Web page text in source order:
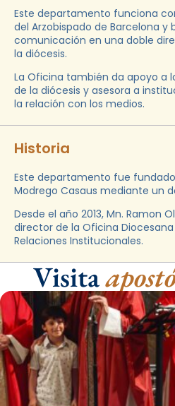
Este departamento funciona
del Arzobispado de Barcelona
comunicación en una doble
la diócesis.
La Oficina también da apoyo a
de la diócesis y asesora a
la relación con los medios.
Historia
Este departamento fue
Modrego Casaus mediante un
Desde el año 2013, Mn. Ramon
director de la Oficina
Relaciones Institucionales.
Visita